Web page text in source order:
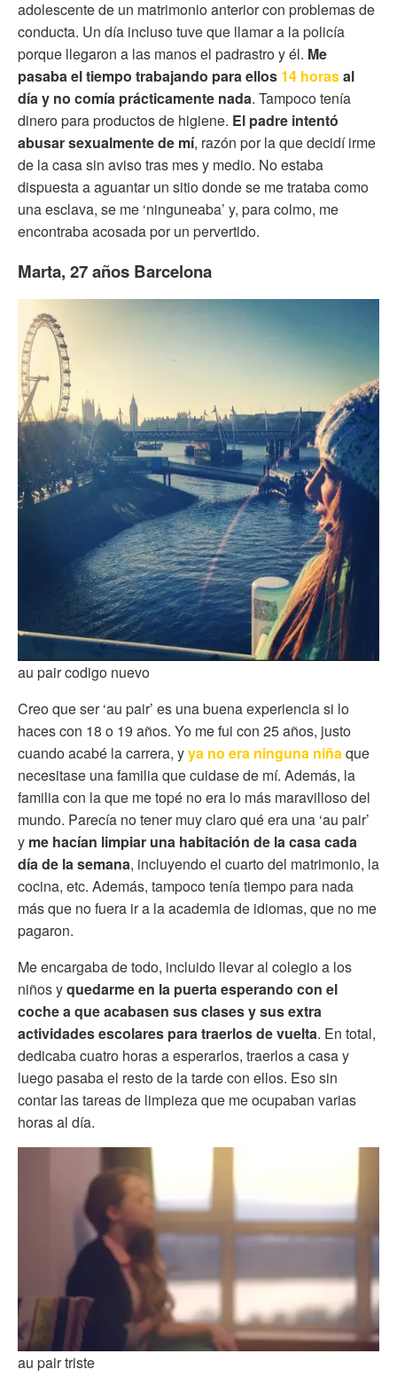
adolescente de un matrimonio anterior con problemas de
conducta. Un día incluso tuve que llamar a la policía
porque llegaron a las manos el padrastro y él. Me
pasaba el tiempo trabajando para ellos 14 horasal
díay no comía prácticamente nada. Tampoco tenía
dinero para productos de higiene. El padre intentó
abusar sexualmente de mí, razón por la que decidí irme
de la casa sin aviso tras mes y medio. No estaba
dispuesta a aguantar un sitio donde se me trataba como
una esclava, se me ‘ninguneaba’ y, para colmo, me
encontraba acosada por un pervertido.
Marta, 27 años Barcelona
au pair codigo nuevo
Creo que ser ‘au pair’ es una buena experiencia si lo
haces con 18 o 19 años. Yo me fui con 25 años, justo
cuando acabé la carrera, yya no era ninguna niñaque
necesitase una familia que cuidase de mí. Además, la
familia con la que me topé no era lo más maravilloso del
mundo. Parecía no tener muy claro qué era una ‘au pair’
y me hacían limpiar una habitación de la casa cada
día de la semana, incluyendo el cuarto del matrimonio, la
cocina, etc. Además, tampoco tenía tiempo para nada
más que no fuera ir a la academia de idiomas, que no me
pagaron.
Me encargaba de todo, incluido llevar al colegio a los
niños yquedarme en la puerta esperando con el
coche a que acabasen sus clases y sus extra
actividades escolares para traerlos de vuelta. En total,
dedicaba cuatro horas a esperarlos, traerlos a casa y
luego pasaba el resto de la tarde con ellos. Eso sin
contar las tareas de limpieza que me ocupaban varias
horas al día.
au pair triste